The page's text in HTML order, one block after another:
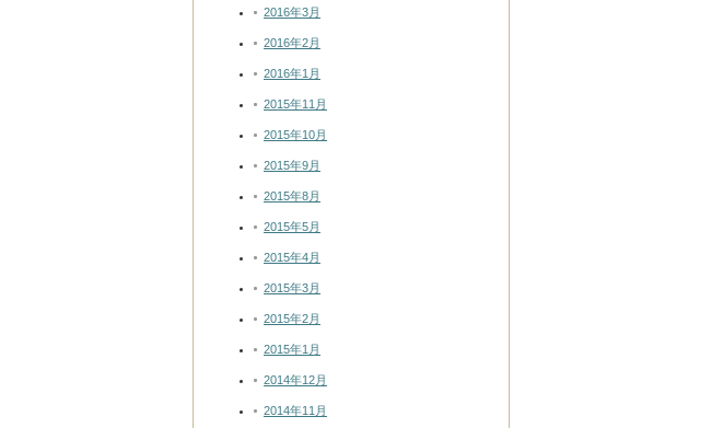
2016年3月
2016年2月
2016年1月
2015年11月
2015年10月
2015年9月
2015年8月
2015年5月
2015年4月
2015年3月
2015年2月
2015年1月
2014年12月
2014年11月